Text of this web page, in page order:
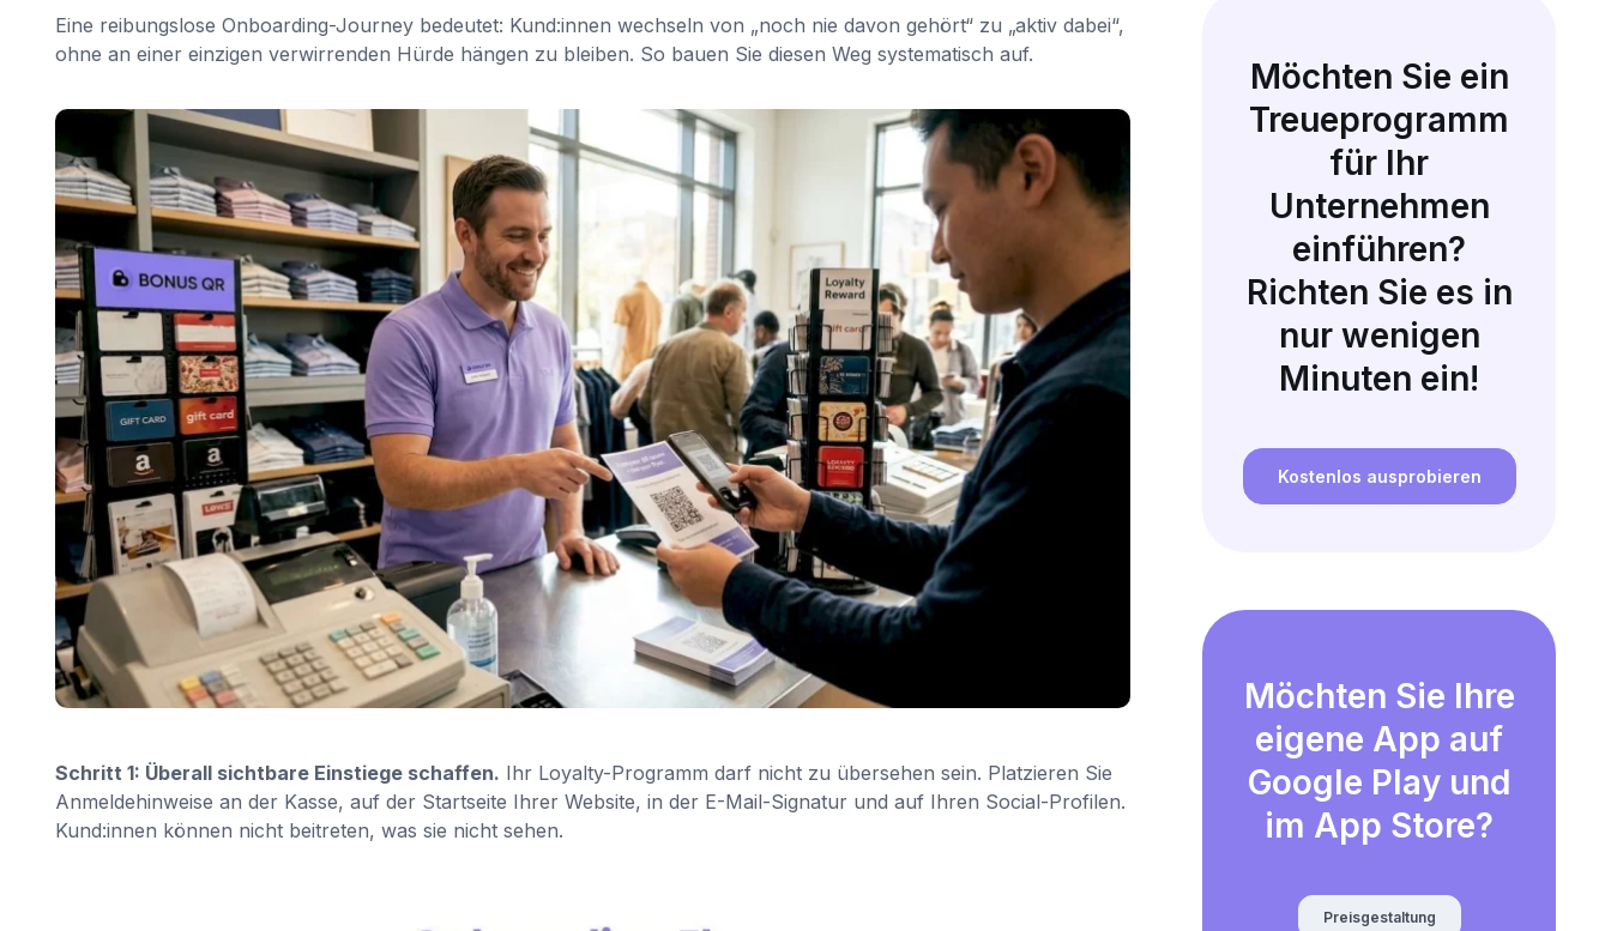
Eine reibungslose Onboarding-Journey bedeutet: Kund:innen wechseln von „noch nie davon gehört“ zu „aktiv dabei“,
ohne an einer einzigen verwirrenden Hürde hängen zu bleiben. So bauen Sie diesen Weg systematisch auf.
Schritt 1: Überall sichtbare Einstiege schaffen. Ihr Loyalty-Programm darf nicht zu übersehen sein. Platzieren Sie
Anmeldehinweise an der Kasse, auf der Startseite Ihrer Website, in der E-Mail-Signatur und auf Ihren Social-Profilen.
Kund:innen können nicht beitreten, was sie nicht sehen.
Möchten Sie ein
Treueprogramm
für Ihr
Unternehmen
einführen?
Richten Sie es in
nur wenigen
Minuten ein!
Kostenlos ausprobieren
Möchten Sie Ihre
eigene App auf
Google Play und
im App Store?
Preisgestaltung